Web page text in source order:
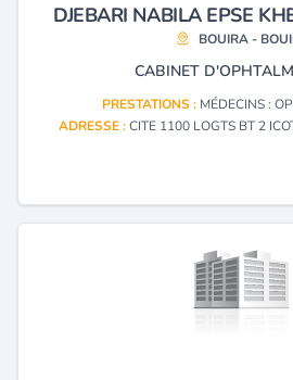
DJEBARI NABILA EPSE
BOUIRA -
CABINET
PRESTATIONS : MÉDECINS :
ADRESSE :CITE 1100 LOGTS BT 2